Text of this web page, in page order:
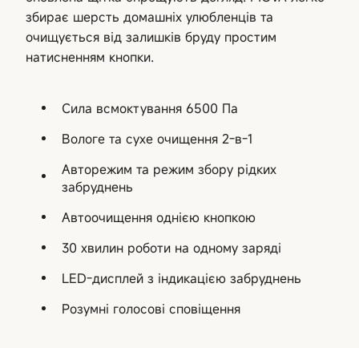
збирає шерсть домашніх улюбленців та
очищується від залишків бруду простим
натисненням кнопки.
Сила всмоктування 6500 Па
Вологе та сухе очищення 2-в-1
Авторежим та режим збору рідких
забруднень
Автоочищення однією кнопкою
30 хвилин роботи на одному заряді
LED-дисплей з індикацією забруднень
Розумні голосові сповіщення